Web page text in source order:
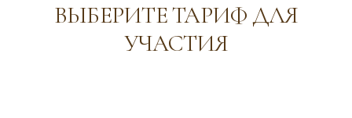
ВЫБЕРИТЕ ТАРИФ ДЛЯ
УЧАСТИЯ